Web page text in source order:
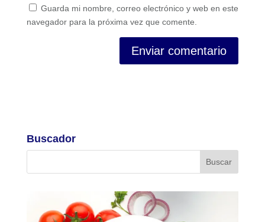
Guarda mi nombre, correo electrónico y web en este
navegador para la próxima vez que comente.
Buscador